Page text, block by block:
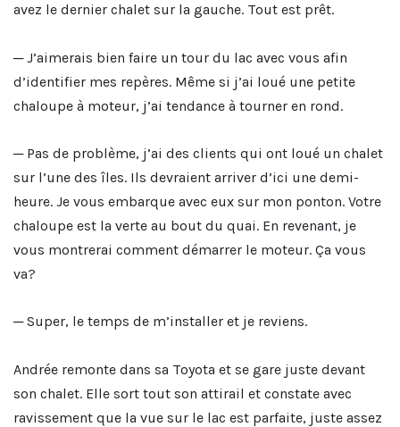
avez le dernier chalet sur la gauche. Tout est prêt.
─ J’aimerais bien faire un tour du lac avec vous afin
d’identifier mes repères. Même si j’ai loué une petite
chaloupe à moteur, j’ai tendance à tourner en rond.
─ Pas de problème, j’ai des clients qui ont loué un chalet
sur l’une des îles. Ils devraient arriver d’ici une demi-
heure. Je vous embarque avec eux sur mon ponton. Votre
chaloupe est la verte au bout du quai. En revenant, je
vous montrerai comment démarrer le moteur. Ça vous
va?
─ Super, le temps de m’installer et je reviens.
Andrée remonte dans sa Toyota et se gare juste devant
son chalet. Elle sort tout son attirail et constate avec
ravissement que la vue sur le lac est parfaite, juste assez